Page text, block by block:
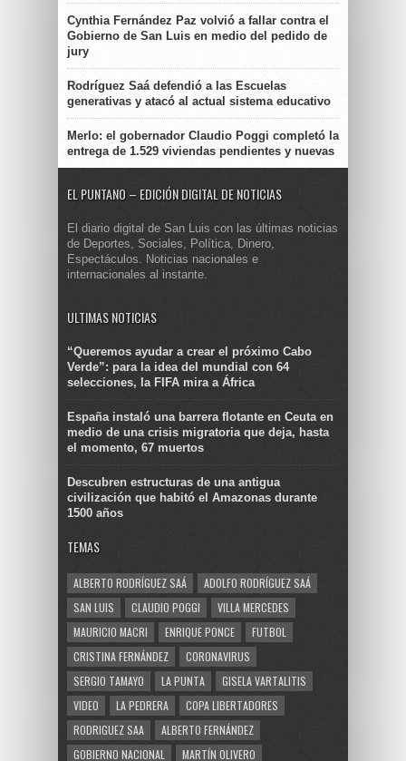
Cynthia Fernández Paz volvió a fallar contra el
Gobierno de San Luis en medio del pedido de
jury
Rodríguez Saá defendió a las Escuelas
generativas y atacó al actual sistema educativo
Merlo: el gobernador Claudio Poggi completó la
entrega de 1.529 viviendas pendientes y nuevas
EL PUNTANO – EDICIÓN DIGITAL DE NOTICIAS
El diario digital de San Luis con las últimas noticias
de Deportes, Sociales, Política, Dinero,
Espectáculos. Noticias nacionales e
internacionales al instante.
ULTIMAS NOTICIAS
“Queremos ayudar a crear el próximo Cabo
Verde”: para la idea del mundial con 64
selecciones, la FIFA mira a África
España instaló una barrera flotante en Ceuta en
medio de una crisis migratoria que deja, hasta
el momento, 67 muertos
Descubren estructuras de una antigua
civilización que habitó el Amazonas durante
1500 años
TEMAS
ALBERTO RODRÍGUEZ SAÁ
ADOLFO RODRÍGUEZ SAÁ
SAN LUIS
CLAUDIO POGGI
VILLA MERCEDES
MAURICIO MACRI
ENRIQUE PONCE
FUTBOL
CRISTINA FERNÁNDEZ
CORONAVIRUS
SERGIO TAMAYO
LA PUNTA
GISELA VARTALITIS
VIDEO
LA PEDRERA
COPA LIBERTADORES
RODRIGUEZ SAA
ALBERTO FERNÁNDEZ
GOBIERNO NACIONAL
MARTÍN OLIVERO